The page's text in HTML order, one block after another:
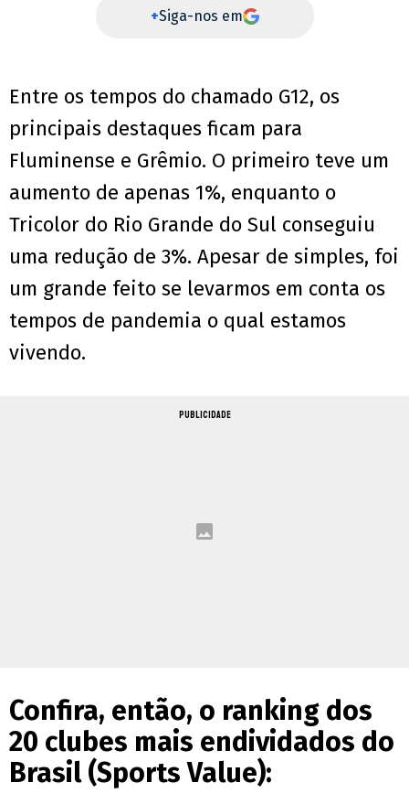
+Siga-nos em
Entre os tempos do chamado G12, os
principais destaques ficam para
Fluminense e Grêmio. O primeiro teve um
aumento de apenas 1%, enquanto o
Tricolor do Rio Grande do Sul conseguiu
uma redução de 3%. Apesar de simples, foi
um grande feito se levarmos em conta os
tempos de pandemia o qual estamos
vivendo.
PUBLICIDADE
Confira, então, o ranking dos
20 clubes mais endividados do
Brasil (Sports Value):